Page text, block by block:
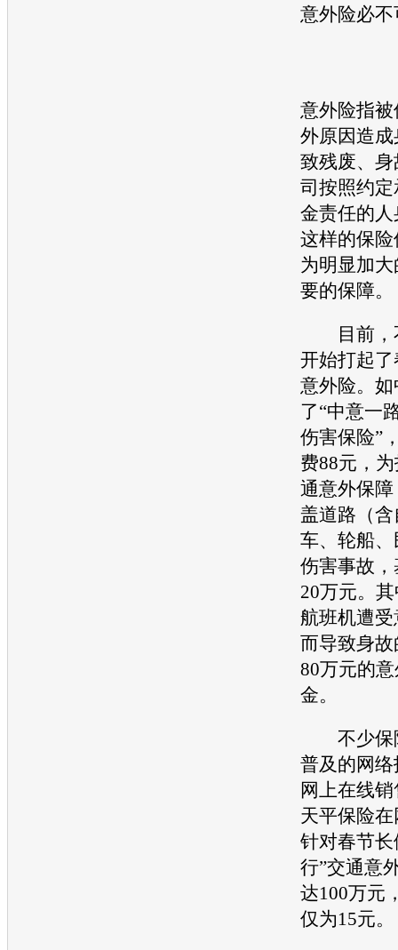
意外险必
意外险指
外原因造
致残废、
司按照约
金责任的
这样的保
为明显加
要的保障。
目前，
开始打起
意外险。
了“中意一
伤害保险”
费88元，
通意外保
盖道路（
车、轮船
伤害事故
20万元。
航班机遭
而导致身
80万元的
金。
不少保
普及的网
网上在线
天平保险
针对春节
行”交通意
达100万元
仅为15元。